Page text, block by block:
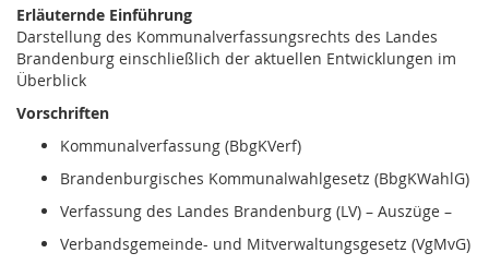
Erläuternde Einführung
Darstellung des Kommunalverfassungsrechts des Landes
Brandenburg einschließlich der aktuellen Entwicklungen im
Überblick
Vorschriften
Kommunalverfassung (BbgKVerf)
Brandenburgisches Kommunalwahlgesetz (BbgKWahlG)
Verfassung des Landes Brandenburg (LV) – Auszüge –
Verbandsgemeinde- und Mitverwaltungsgesetz (VgMvG)